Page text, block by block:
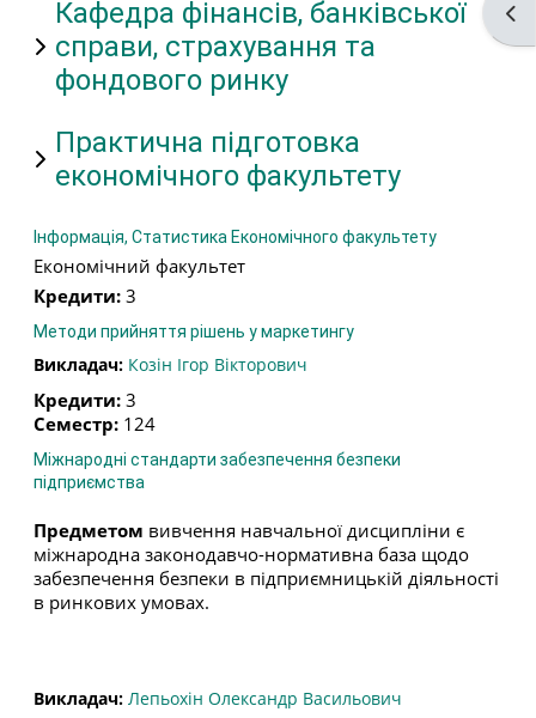
Кафедра фінансів, банківської
справи, страхування та
фондового ринку
Практична підготовка
економічного факультету
Інформація, Статистика Економічного факультету
Економічний факультет
Кредити: 3
Методи прийняття рішень у маркетингу
Викладач: Козін Ігор Вікторович
Кредити: 3
Семестр: 124
Міжнародні стандарти забезпечення безпеки
підприємства
Предметом вивчення навчальної дисципліни є
міжнародна законодавчо-нормативна база щодо
забезпечення безпеки в підприємницькій діяльності
в ринкових умовах.
Викладач: Лепьохін Олександр Васильович